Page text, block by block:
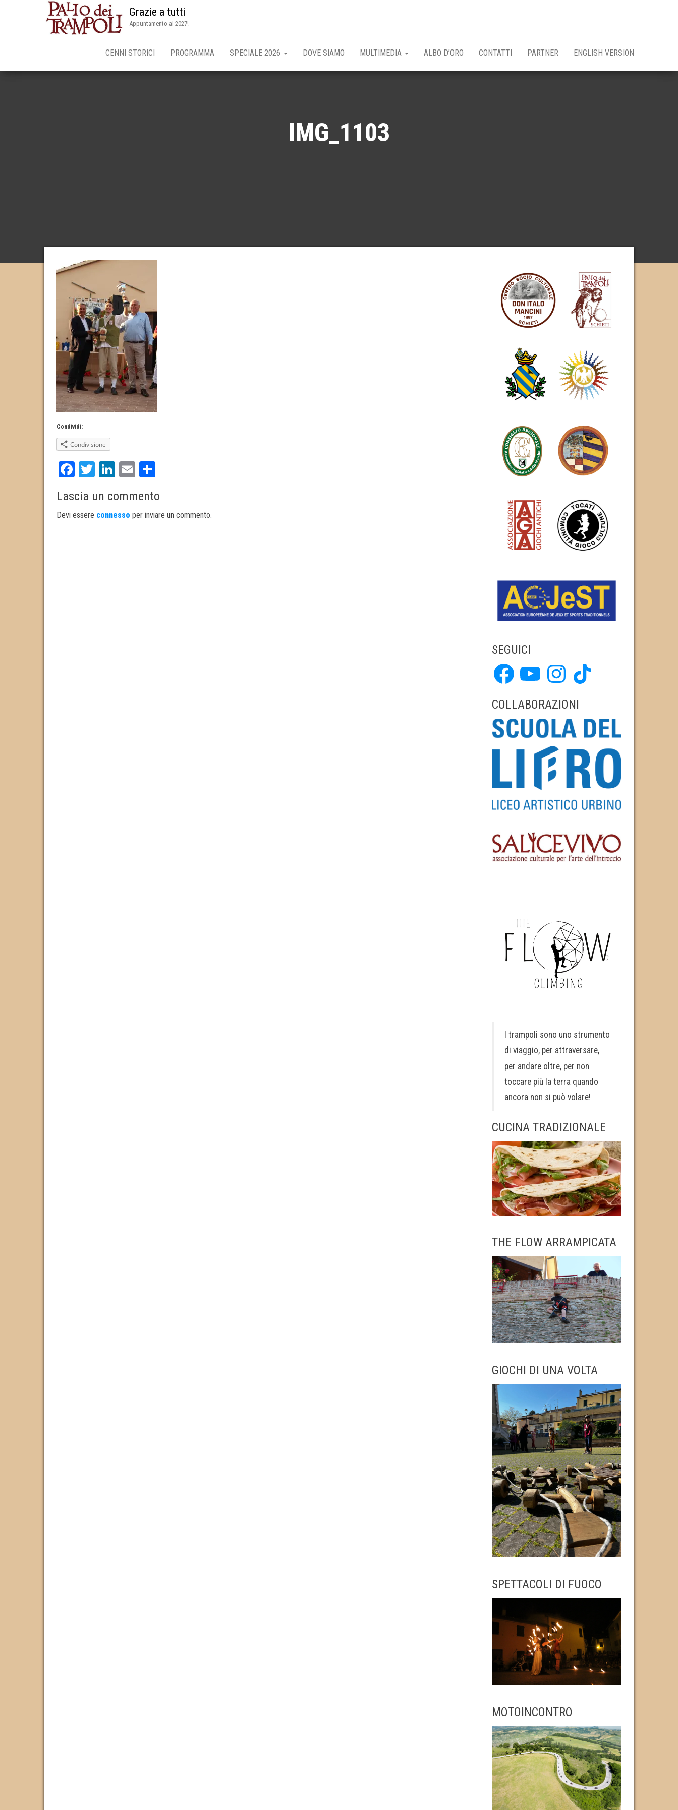
Grazie a tutti
Appuntamento al 2027!
CENNI STORICI PROGRAMMA SPECIALE 2026 DOVE SIAMO MULTIMEDIA ALBO D’ORO CONTATTI PARTNER ENGLISH VERSION
IMG_1103
Condividi:
Condivisione
Fa
bo
ok
T
tt
er
Li
ed
In
E
ail re
Lascia un commento
Devi essere connesso per inviare un commento.
SEGUICI
FacebookYouTube Instagram TikTok
COLLABORAZIONI
I trampoli sono uno strumento
di viaggio, per attraversare,
per andare oltre, per non
toccare più la terra quando
ancora non si può volare!
CUCINA TRADIZIONALE
THE FLOW ARRAMPICATA
GIOCHI DI UNA VOLTA
SPETTACOLI DI FUOCO
MOTOINCONTRO